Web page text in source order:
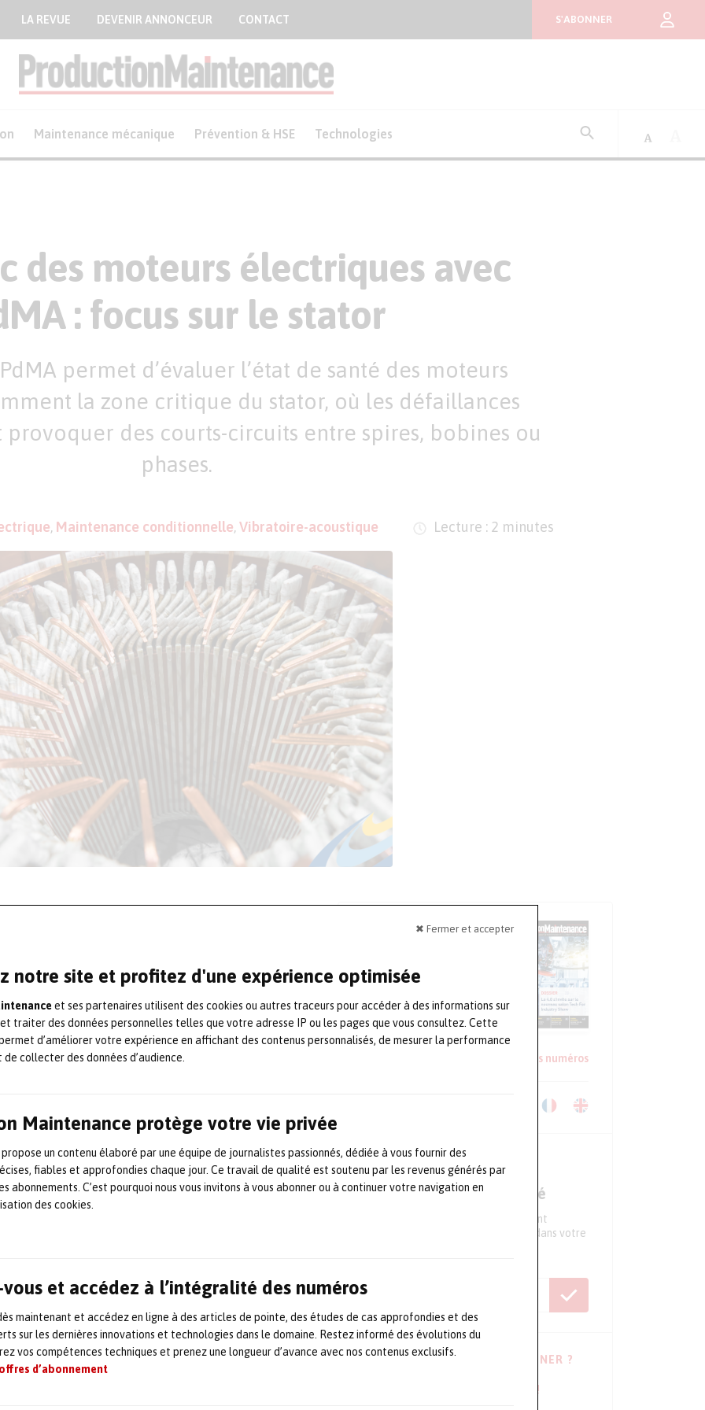
✖ Fermer et accepter
notre site et profitez d'une expérience optimisée
et ses partenaires utilisent des cookies ou autres traceurs pour accéder à des informations sur
traiter des données personnelles telles que votre adresse IP ou les pages que vous consultez. Cette
d’améliorer votre expérience en affichant des contenus personnalisés, de mesurer la performance
collecter des données d’audience.
Maintenance protège votre vie privée
un contenu élaboré par une équipe de journalistes passionnés, dédiée à vous fournir des
fiables et approfondies chaque jour. Ce travail de qualité est soutenu par les revenus générés par
abonnements. C’est pourquoi nous vous invitons à vous abonner ou à continuer votre navigation en
des cookies.
et accédez à l’intégralité des numéros
maintenant et accédez en ligne à des articles de pointe, des études de cas approfondies et des
sur les dernières innovations et technologies dans le domaine. Restez informé des évolutions du
vos compétences techniques et prenez une longueur d’avance avec nos contenus exclusifs.
d’abonnement
LA REVUE DEVENIR ANNONCEUR CONTACT S'ABONNER
Maintenance mécanique Prévention & HSE Technologies
des moteurs électriques avec
: focus sur le stator
permet d’évaluer l’état de santé des moteurs
la zone critique du stator, où les défaillances
provoquer des courts-circuits entre spires, bobines ou
phases.
, Maintenance conditionnelle, Vibratoire-acoustique Lecture : 2 minutes
l’état de santé des moteurs électriques,
bobines ou phases.
la durée de vie du moteur, en le plaçant
PF (Performance Factor).
est d’
: surchauffe liée à une surcharge,
(humidité, poussières
chimique agressive, ou encore
d’analyser ces risques,moteur en marche
d’inductance, de courant et de
de résistance d’isolement,
l’observation de l’entrefer offrent un
défauts permet d’
optimiser la
les arrêts non planifiés.
de formation sur ce matériel.
LA REVUE
Avril-Mai-Juin
Voir les anciens numéros
NEWSLETTER
Ne ratez aucune actualité
Tous les 15 jours, recevez directement
l'essentiel de l'actualité du secteur dans votre
VOUS HÉSITEZ À VOUS ABONNER ?
Consulter les dernières newsletters !